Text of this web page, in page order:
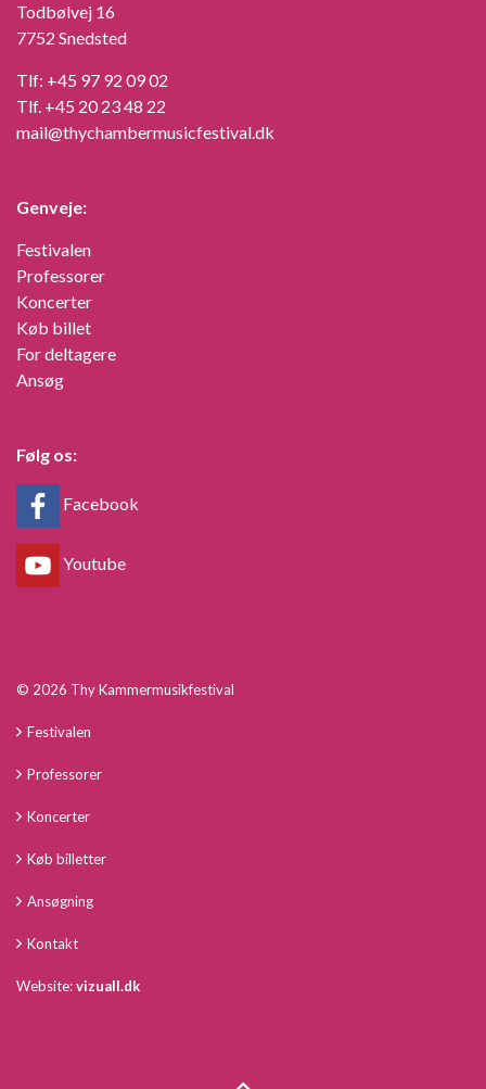
Todbølvej 16
7752 Snedsted
Tlf: +45 97 92 09 02
Tlf. +45 20 23 48 22
mail@thychambermusicfestival.dk
Genveje:
Festivalen
Professorer
Koncerter
Køb billet
For deltagere
Ansøg
Følg os:
Facebook
Youtube
© 2026 Thy Kammermusikfestival
Festivalen
Professorer
Koncerter
Køb billetter
Ansøgning
Kontakt
Website:vizuall.dk